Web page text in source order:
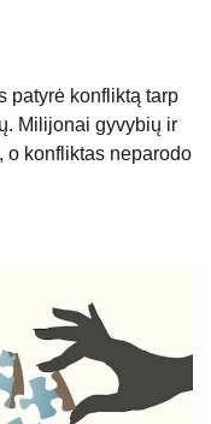
patyrė konfliktą tarp
Milijonai gyvybių ir
o konfliktas neparodo